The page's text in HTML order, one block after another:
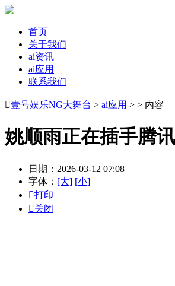
首页
关于我们
ai资讯
ai应用
联系我们
壹号娱乐NG大舞台 > ai应用 > > 内容
姚顺雨正在插手腾
日期：2026-03-12 07:08
字体： [大] [小]
打印
关闭